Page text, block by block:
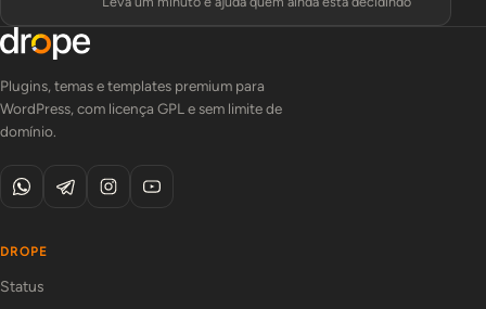
Plugins, temas e templates premium para
WordPress, com licença GPL e sem limite de
domínio.
DROPE
Status